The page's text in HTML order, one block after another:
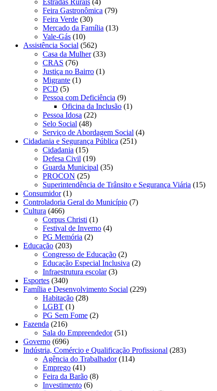
Feira Gastronômica (79)
Feira Verde (30)
Mercado da Família (13)
Vale-Gás (10)
Assistência Social (562)
Casa da Mulher(33)
CRAS (76)
Justiça no Bairro (1)
Migrante (1)
PCD (5)
Pessoa com Deficiência (9)
Oficina da Inclusão (1)
Pessoa Idosa (22)
Selo Social (48)
Serviço de Abordagem Social (4)
Cidadania e Segurança Pública (251)
Cidadania (15)
Defesa Civil (19)
Guarda Municipal (35)
PROCON (25)
Superintendência de Trânsito e Segurança Viária (15)
Consumidor(1)
Controladoria Geral do Município (7)
Cultura (466)
Corpus Christi (1)
Festival de Inverno (4)
PG Memória (2)
Educação (203)
Congresso de Educação (2)
Educação Especial Inclusiva (2)
Infraestrutura escolar(3)
Esportes (340)
Família e Desenvolvimento Social (229)
Habitação (28)
LGBT (1)
PG Sem Fome (2)
Fazenda (216)
Sala do Empreendedor(51)
Governo (696)
Indústria, Comércio e Qualificação Profissional (283)
Agência do Trabalhador(114)
Emprego (41)
Feira da Barão (8)
Investimento (6)